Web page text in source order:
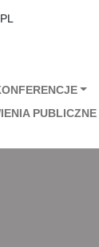
PL
PUBLICZNE